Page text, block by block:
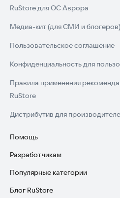
RuStore для ОС Аврора
Медиа-кит (для СМИ и блогеров)
Пользовательское соглашение
Конфиденциальность для
Правила применения
RuStore
Дистрибутив для
Помощь
Установка RuStore на TV
Установка RuStore на телефон
Установка RuStore в машину
Разработчикам
Зарабатывать с RuStore
Стать разработчиком
Популярные категории
Игры для Android
Блог RuStore